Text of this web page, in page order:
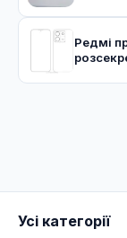
Редмі
Усі категорії